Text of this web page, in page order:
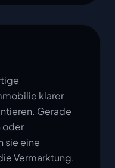
klarer
Gerade
oder
sie eine
Vermarktung.